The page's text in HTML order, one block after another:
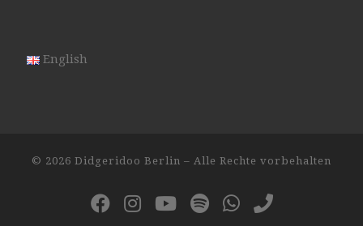
English
© 2026 Didgeridoo Berlin – Alle Rechte vorbehalten